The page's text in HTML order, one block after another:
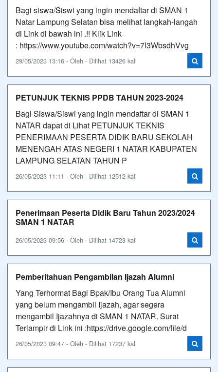
Bagi siswa/Siswi yang ingin mendaftar di SMAN 1
Natar Lampung Selatan bisa melihat langkah-langah
di Link di bawah ini .!! Klik Link
: https://www.youtube.com/watch?v=7l3WbsdhVvg
29/05/2023 13:16 - Oleh - Dilihat 13426 kali
PETUNJUK TEKNIS PPDB TAHUN 2023-2024
Bagi Siswa/Siswi yang ingin mendaftar di SMAN 1
NATAR dapat di Lihat PETUNJUK TEKNIS
PENERIMAAN PESERTA DIDIK BARU SEKOLAH
MENENGAH ATAS NEGERI 1 NATAR KABUPATEN
LAMPUNG SELATAN TAHUN P
26/05/2023 11:11 - Oleh - Dilihat 12512 kali
Penerimaan Peserta Didik Baru Tahun 2023/2024
SMAN 1 NATAR
26/05/2023 09:56 - Oleh - Dilihat 14723 kali
Pemberitahuan Pengambilan Ijazah Alumni
Yang Terhormat Bagi Bpak/Ibu Orang Tua Alumni
yang belum mengambil Ijazah, agar segera
mengambil Ijazahnya di SMAN 1 NATAR. Surat
Terlampir di Link ini :https://drive.google.com/file/d
26/05/2023 09:47 - Oleh - Dilihat 17237 kali